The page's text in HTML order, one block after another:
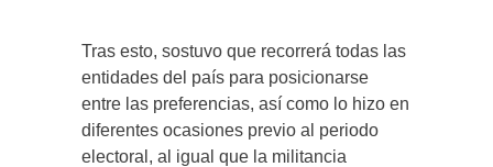
Tras esto, sostuvo que recorrerá todas las
entidades del país para posicionarse
entre las preferencias, así como lo hizo en
diferentes ocasiones previo al periodo
electoral, al igual que la militancia